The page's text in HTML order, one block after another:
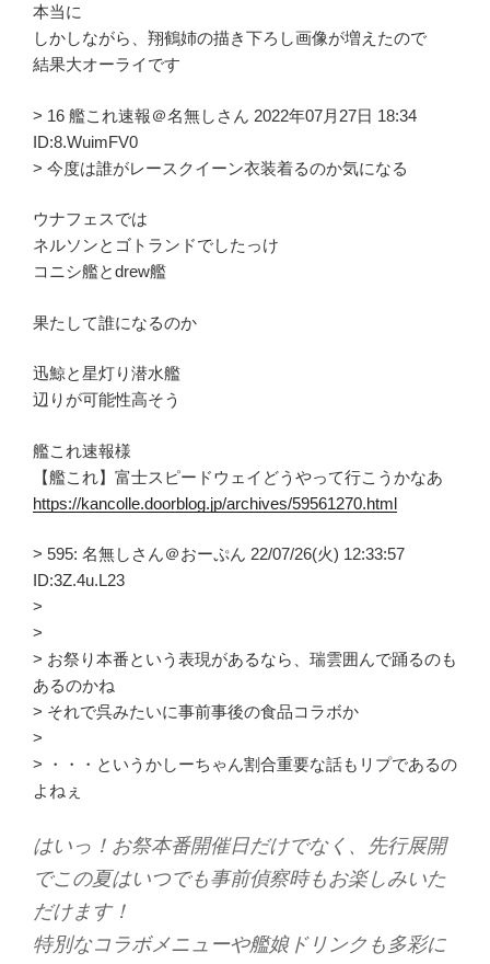
本当に
しかしながら、翔鶴姉の描き下ろし画像が増えたので
結果大オーライです
> 16 艦これ速報＠名無しさん 2022年07月27日 18:34
ID:8.WuimFV0
> 今度は誰がレースクイーン衣装着るのか気になる
ウナフェスでは
ネルソンとゴトランドでしたっけ
コニシ艦とdrew艦
果たして誰になるのか
迅鯨と星灯り潜水艦
辺りが可能性高そう
艦これ速報様
【艦これ】富士スピードウェイどうやって行こうかなあ
https://kancolle.doorblog.jp/archives/59561270.html
> 595: 名無しさん＠おーぷん 22/07/26(火) 12:33:57
ID:3Z.4u.L23
>
>
> お祭り本番という表現があるなら、瑞雲囲んで踊るのも
あるのかね
> それで呉みたいに事前事後の食品コラボか
>
> ・・・というかしーちゃん割合重要な話もリプであるの
よねぇ
はいっ！お祭本番開催日だけでなく、先行展開
でこの夏はいつでも事前偵察時もお楽しみいた
だけます！
特別なコラボメニューや艦娘ドリンクも多彩に